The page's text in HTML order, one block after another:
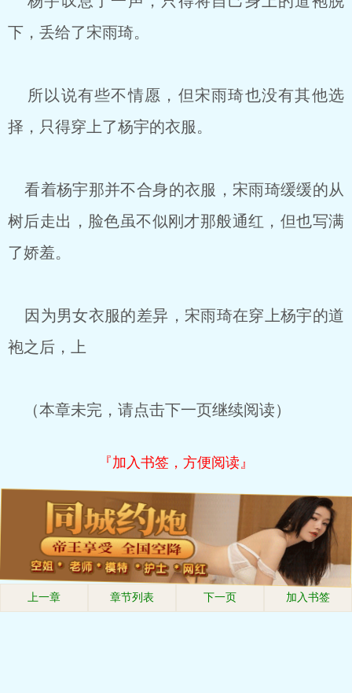
下，丢给了宋雨琦。
所以说有些不情愿，但宋雨琦也没有其他选
择，只得穿上了杨宇的衣服。
看着杨宇那并不合身的衣服，宋雨琦缓缓的从
树后走出，脸色虽不似刚才那般通红，但也写满
了娇羞。
因为男女衣服的差异，宋雨琦在穿上杨宇的道
袍之后，上
（本章未完，请点击下一页继续阅读）
『加入书签，方便阅读』
上一章 章节列表 下一页 加入书签